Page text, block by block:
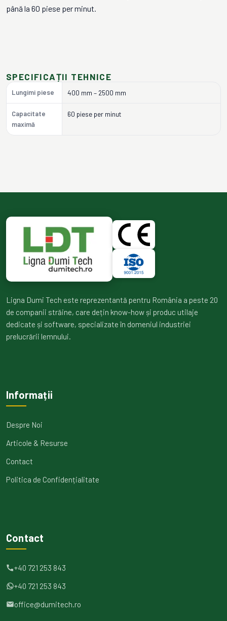
până la 60 piese per minut.
SPECIFICAȚII TEHNICE
Lungimi piese 400 mm – 2500 mm
Capacitate
maximă
60 piese per minut
Ligna Dumi Tech este reprezentantă pentru România a peste 20
de companii străine, care dețin know-how și produc utilaje
dedicate și software, specializate în domeniul industriei
prelucrării lemnului.
Informații
Despre Noi
Articole & Resurse
Contact
Politica de Confidențialitate
Contact
+40 721 253 843
+40 721 253 843
office@dumitech.ro